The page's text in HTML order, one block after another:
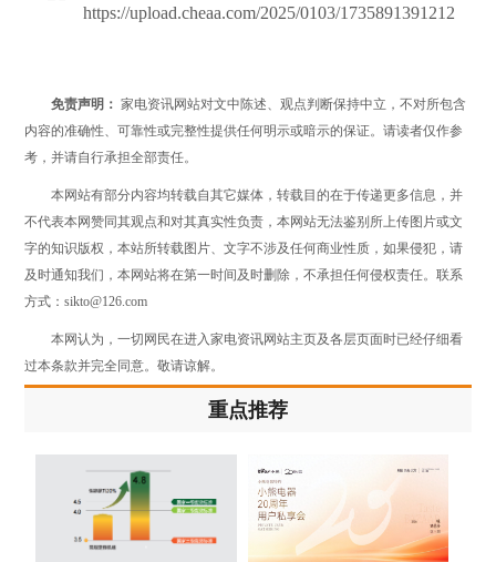
免责声明： 家电资讯网站对文中陈述、观点判断保持中立，不对所包含
内容的准确性、可靠性或完整性提供任何明示或暗示的保证。请读者仅作参
考，并请自行承担全部责任。
本网站有部分内容均转载自其它媒体，转载目的在于传递更多信息，并
不代表本网赞同其观点和对其真实性负责，本网站无法鉴别所上传图片或文
字的知识版权，本站所转载图片、文字不涉及任何商业性质，如果侵犯，请
及时通知我们，本网站将在第一时间及时删除，不承担任何侵权责任。联系
方式：sikto@126.com
本网认为，一切网民在进入家电资讯网站主页及各层页面时已经仔细看
过本条款并完全同意。敬请谅解。
重点推荐